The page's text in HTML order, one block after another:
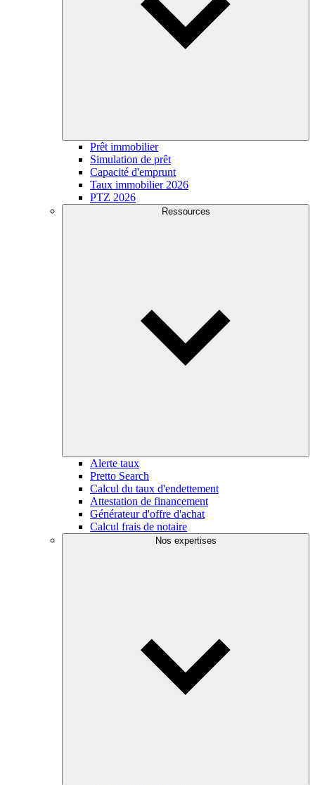
Prêt immobilier
Simulation de prêt
Capacité d'emprunt
Taux immobilier 2026
PTZ 2026
Ressources
Alerte taux
Pretto Search
Calcul du taux d'endettement
Attestation de financement
Générateur d'offre d'achat
Calcul frais de notaire
Nos expertises